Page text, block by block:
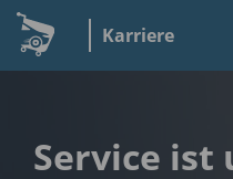
Karriere
Service ist